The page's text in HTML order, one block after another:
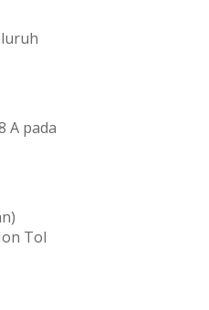
A pada
Tol